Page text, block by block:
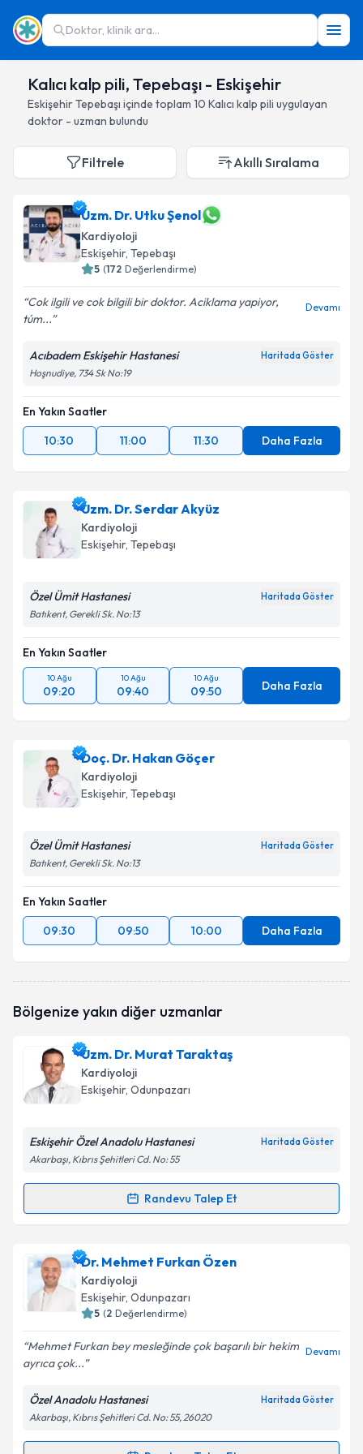
Doktor, klinik ara...
Kalıcı kalp pili, Tepebaşı - Eskişehir
EskişehirTepebaşı içinde toplam 10 Kalıcı kalp pili uygulayan
doktor - uzman bulundu
Filtrele Akıllı Sıralama
Uzm. Dr. Utku Şenol
Kardiyoloji
Eskişehir, Tepebaşı
5 (172 Değerlendirme)
Cok ilgili ve cok bilgili bir doktor. Aciklama yapiyor,
túm...
Devamı
Acıbadem Eskişehir Hastanesi Haritada Göster
Hoşnudiye, 734 Sk No:19
En Yakın Saatler
10:30
11:00 11:30 Daha Fazla
Uzm. Dr. Serdar Akyüz
Kardiyoloji
Eskişehir, Tepebaşı
Özel Ümit Hastanesi Haritada Göster
Batıkent, Gerekli Sk. No:13
En Yakın Saatler
10 Ağu
09:20
10 Ağu
09:40
10 Ağu
09:50 Daha Fazla
Doç. Dr. Hakan Göçer
Kardiyoloji
Eskişehir, Tepebaşı
Özel Ümit Hastanesi Haritada Göster
Batıkent, Gerekli Sk. No:13
En Yakın Saatler
09:30
09:50 10:00 Daha Fazla
Bölgenize yakın diğer uzmanlar
Uzm. Dr. Murat Taraktaş
Kardiyoloji
Eskişehir, Odunpazarı
Eskişehir Özel Anadolu Hastanesi Haritada Göster
Akarbaşı, Kıbrıs Şehitleri Cd. No: 55
Randevu Talep Et
Randevu Takvimi Talebi
Uzm. Dr. Murat Taraktaşiçin randevu takvimi talebi
oluşturun. Size bu uzmandan randevu almanız için bir
takvim hazırlandığında e-posta ile bilgilendireceğiz.
Kişisel verilerimin işlenmesine ilişkin
Aydınlatma
Metni'ni okudum ve kişisel verilerimin belirtilen
kapsamda işlenmesini kabul ediyorum.
Dr. Mehmet Furkan Özen
Kardiyoloji
Eskişehir, Odunpazarı
5 (2 Değerlendirme)
Mehmet Furkan bey mesleğinde çok başarılı bir hekim
ayrıca çok...
Devamı
Özel Anadolu Hastanesi Haritada Göster
Akarbaşı, Kıbrıs Şehitleri Cd. No: 55, 26020